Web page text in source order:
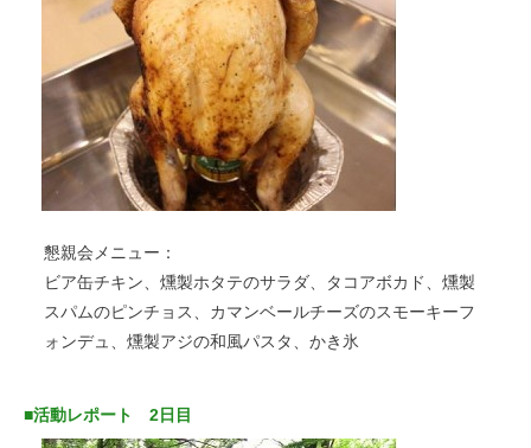
懇親会メニュー：
ビア缶チキン、燻製ホタテのサラダ、タコアボカド、燻製
スパムのピンチョス、カマンベールチーズのスモーキーフ
ォンデュ、燻製アジの和風パスタ、かき氷
■活動レポート 2日目